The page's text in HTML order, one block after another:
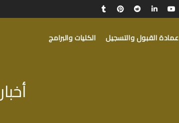
عمادة القبول والتسجيل الكليات والبرامج